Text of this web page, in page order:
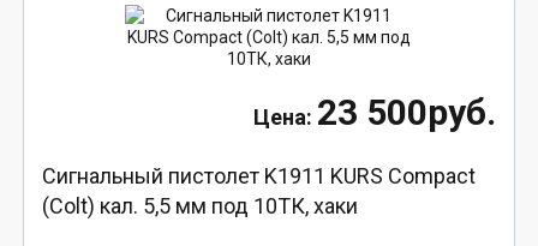
23 500руб.
Сигнальный пистолет K1911 KURS Compact
(Colt) кал. 5,5 мм под 10ТК, хаки